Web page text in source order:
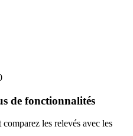
de fonctionnalités
les relevés avec les